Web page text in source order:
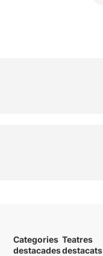
Categories
destacades
Teatres
destacats